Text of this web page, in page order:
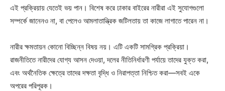
এই প্রক্রিয়ায় যেতেই ভয় পান। বিশেষ করে ঢাকার বাইরের নারীরা এই সুযোগগুলো
সম্পর্কে জানেনও না, বা পেলেও আমলাতান্ত্রিক জটিলতায় তা কাজে লাগাতে পারেন না।
নারীর ক্ষমতায়ন কোনো বিচ্ছিন্ন বিষয় নয়। এটি একটি সামগ্রিক প্রক্রিয়া।
রাজনীতিতে নারীদের যোগ্য আসন দেওয়া, দলের নীতিনির্ধারণী পর্যায়ে তাদের যুক্ত করা,
এবং অর্থনৈতিক ক্ষেত্রে তাদের দক্ষতা বৃদ্ধি ও নিরাপত্তা নিশ্চিত করা—সবই একে
অপরের পরিপূরক।